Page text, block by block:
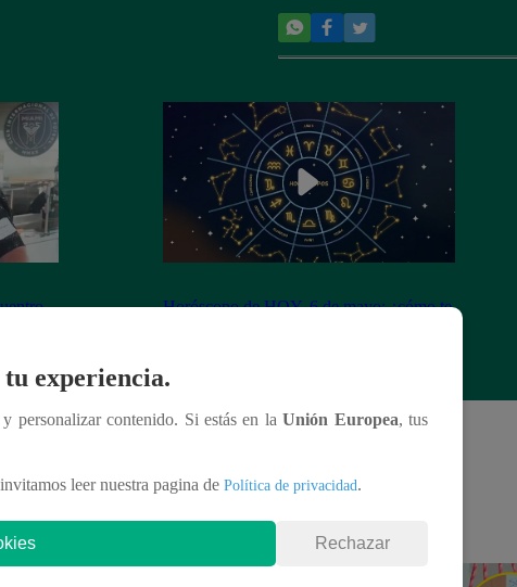
Horóscopo de HOY, 6 de mayo: ¿cómo te
experiencia.
personalizar contenido. Si estás en laUnión Europea, tus
leer nuestra pagina de Política de privacidad.
Rechazar